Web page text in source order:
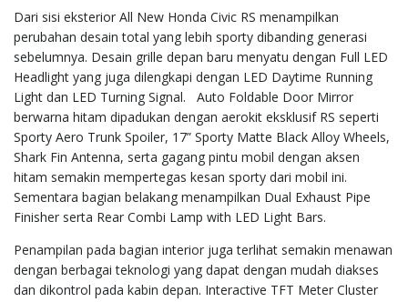
Dari sisi eksterior All New Honda Civic RS menampilkan
perubahan desain total yang lebih sporty dibanding generasi
sebelumnya. Desain grille depan baru menyatu dengan Full LED
Headlight yang juga dilengkapi dengan LED Daytime Running
Light dan LED Turning Signal. Auto Foldable Door Mirror
berwarna hitam dipadukan dengan aerokit eksklusif RS seperti
Sporty Aero Trunk Spoiler, 17” Sporty Matte Black Alloy Wheels,
Shark Fin Antenna, serta gagang pintu mobil dengan aksen
hitam semakin mempertegas kesan sporty dari mobil ini.
Sementara bagian belakang menampilkan Dual Exhaust Pipe
Finisher serta Rear Combi Lamp with LED Light Bars.
Penampilan pada bagian interior juga terlihat semakin menawan
dengan berbagai teknologi yang dapat dengan mudah diakses
dan dikontrol pada kabin depan. Interactive TFT Meter Cluster